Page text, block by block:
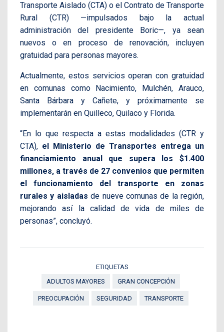
Transporte Aislado (CTA) o el Contrato de Transporte
Rural (CTR) —impulsados bajo la actual
administración del presidente Boric—, ya sean
nuevos o en proceso de renovación, incluyen
gratuidad para personas mayores.
Actualmente, estos servicios operan con gratuidad
en comunas como Nacimiento, Mulchén, Arauco,
Santa Bárbara y Cañete, y próximamente se
implementarán en Quilleco, Quilaco y Florida.
“En lo que respecta a estas modalidades (CTR y
CTA), el Ministerio de Transportes entrega un
financiamiento anual que supera los $1.400
millones, a través de 27 convenios que permiten
el funcionamiento del transporte en zonas
rurales y aisladas de nueve comunas de la región,
mejorando así la calidad de vida de miles de
personas”, concluyó.
ETIQUETAS
ADULTOS MAYORES
GRAN CONCEPCIÓN
PREOCUPACIÓN SEGURIDAD TRANSPORTE